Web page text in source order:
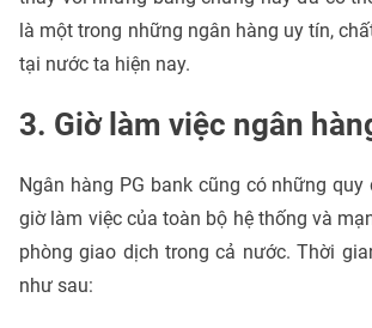
là một trong những ngân hàng uy tín,
tại nước ta hiện nay.
3. Giờ làm việc ngân
Ngân hàng PG bank cũng có những
giờ làm việc của toàn bộ hệ thống và
phòng giao dịch trong cả nước. Thời
như sau: